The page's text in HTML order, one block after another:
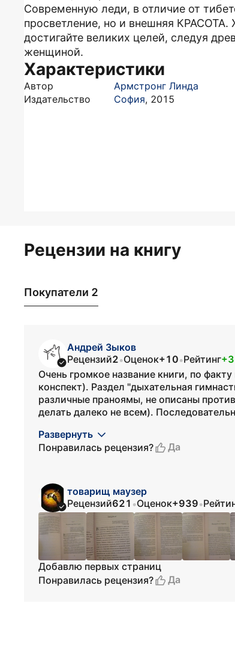
Современную леди, в отличие от
просветление, но и внешняя КРАСОТА.
достигайте великих целей, следуя
женщиной.
Характеристики
Автор
Армстронг Линда
Издательство
София, 2015
Рецензии на книгу
Покупатели 2
Андрей Зыков
Рецензий2•Оценок+10•Рейтинг+3
Очень громкое название книги, по
конспект). Раздел "дыхательная
различные праноямы, не описаны
делать далеко не всем).
Развернуть
Понравилась рецензия?
Да
товарищ маузер
Рецензий621 •Оценок+939•
Добавлю первых страниц
Понравилась рецензия?
Да